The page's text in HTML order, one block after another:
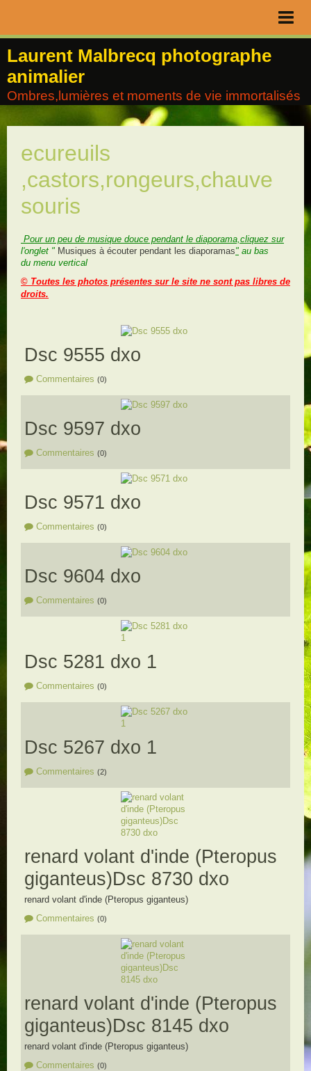
Page d'accueil
Livre d'or
Contact
Album
Agenda
Blog
Laurent Malbrecq photographe
animalier
Ombres,lumières et moments de vie immortalisés
ecureuils
,castors,rongeurs,chauve
souris
Pour un peu de musique douce pendant le diaporama,cliquez sur
l'onglet " Musiques à écouter pendant les diaporamas" au bas
du menu vertical
© Toutes les photos présentes sur le site ne sont pas libres de
droits.
Dsc 9555 dxo
Commentaires (0)
Dsc 9597 dxo
Commentaires (0)
Dsc 9571 dxo
Commentaires (0)
Dsc 9604 dxo
Commentaires (0)
Dsc 5281 dxo 1
Commentaires (0)
Dsc 5267 dxo 1
Commentaires (2)
renard volant d'inde (Pteropus
giganteus)Dsc 8730 dxo
renard volant d'inde (Pteropus giganteus)
Commentaires (0)
renard volant d'inde (Pteropus
giganteus)Dsc 8145 dxo
renard volant d'inde (Pteropus giganteus)
Commentaires (0)